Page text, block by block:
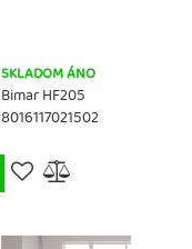
SKLADOM ÁNO
Bimar HF205
8016117021502